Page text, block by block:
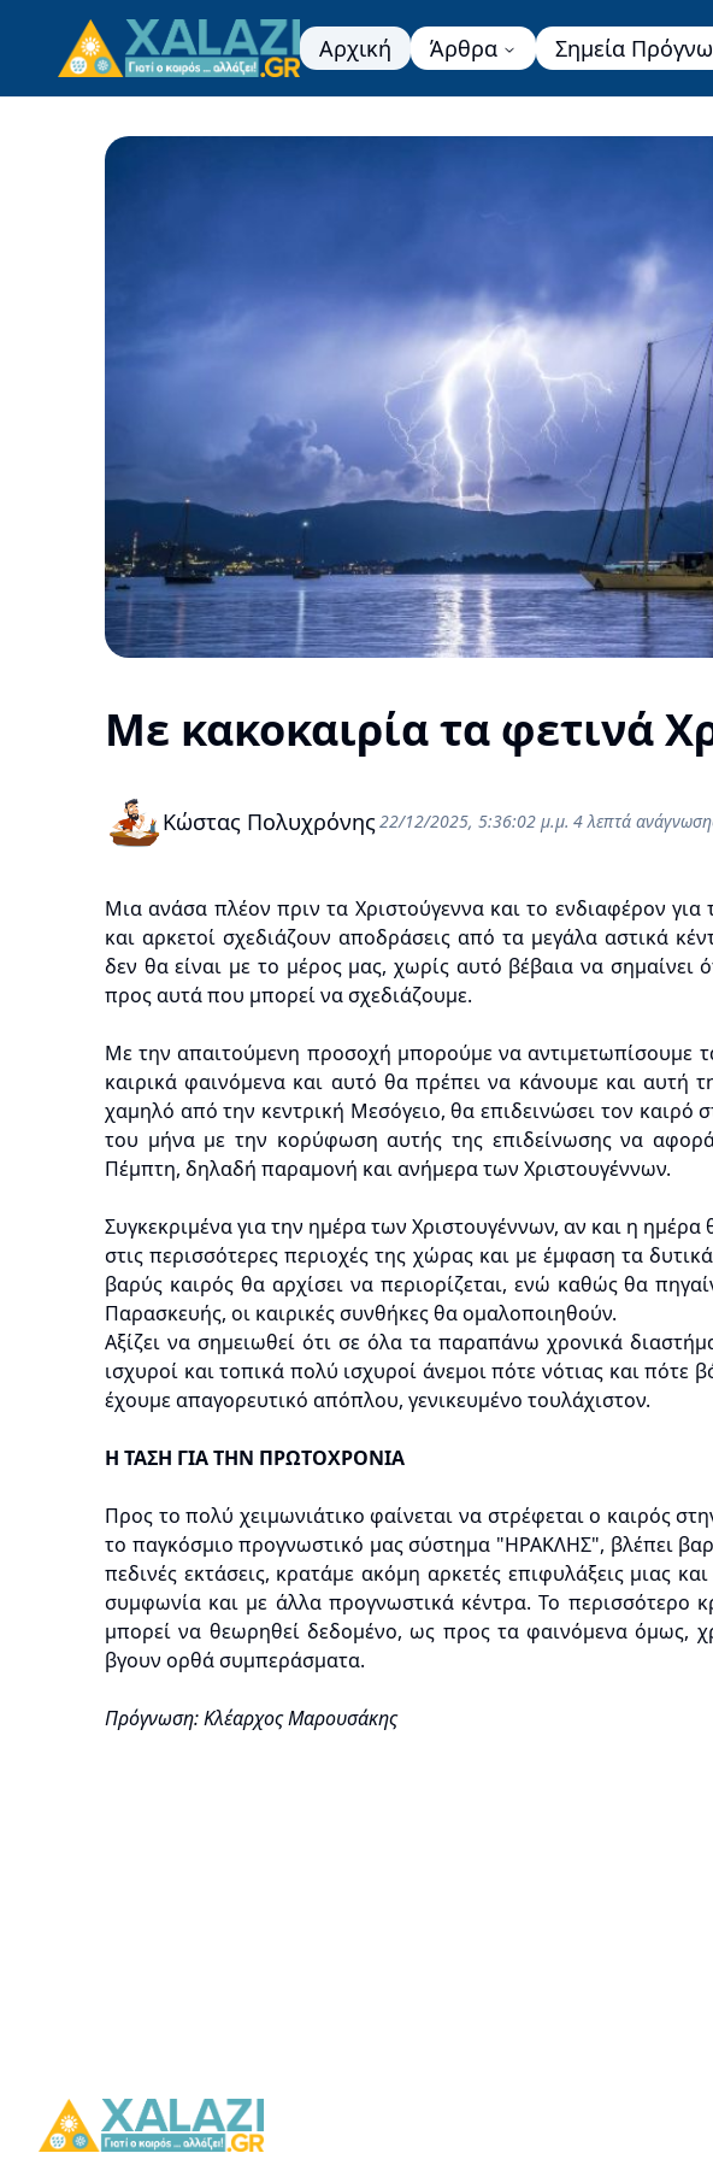
Αρχική Άρθρα Σημεία
Με κακοκαιρία τα φετινά
Κώστας Πολυχρόνης 22/12/2025, 5:36:02 μ.μ. 4 λεπτά
Μια ανάσα πλέον πριν τα Χριστούγεννα και το ενδιαφέρον για
και αρκετοί σχεδιάζουν αποδράσεις από τα μεγάλα αστικά
δεν θα είναι με το μέρος μας, χωρίς αυτό βέβαια να σημαίνει
προς αυτά που μπορεί να σχεδιάζουμε.
Με την απαιτούμενη προσοχή μπορούμε να αντιμετωπίσουμε
καιρικά φαινόμενα και αυτό θα πρέπει να κάνουμε και αυτή
χαμηλό από την κεντρική Μεσόγειο, θα επιδεινώσει τον καιρό
του μήνα με την κορύφωση αυτής της επιδείνωσης να
Πέμπτη, δηλαδή παραμονή και ανήμερα των Χριστουγέννων.
Συγκεκριμένα για την ημέρα των Χριστουγέννων, αν και η ημέρα
στις περισσότερες περιοχές της χώρας και με έμφαση τα
βαρύς καιρός θα αρχίσει να περιορίζεται, ενώ καθώς θα
Παρασκευής, οι καιρικές συνθήκες θα ομαλοποιηθούν.
Αξίζει να σημειωθεί ότι σε όλα τα παραπάνω χρονικά
ισχυροί και τοπικά πολύ ισχυροί άνεμοι πότε νότιας και πότε
έχουμε απαγορευτικό απόπλου, γενικευμένο τουλάχιστον.
Η ΤΑΣΗ ΓΙΑ ΤΗΝ ΠΡΩΤΟΧΡΟΝΙΑ
Προς το πολύ χειμωνιάτικο φαίνεται να στρέφεται ο καιρός
το παγκόσμιο προγνωστικό μας σύστημα "ΗΡΑΚΛΗΣ", βλέπει
πεδινές εκτάσεις, κρατάμε ακόμη αρκετές επιφυλάξεις μιας
συμφωνία και με άλλα προγνωστικά κέντρα. Το περισσότερο
μπορεί να θεωρηθεί δεδομένο, ως προς τα φαινόμενα όμως,
βγουν ορθά συμπεράσματα.
Πρόγνωση: Κλέαρχος Μαρουσάκης